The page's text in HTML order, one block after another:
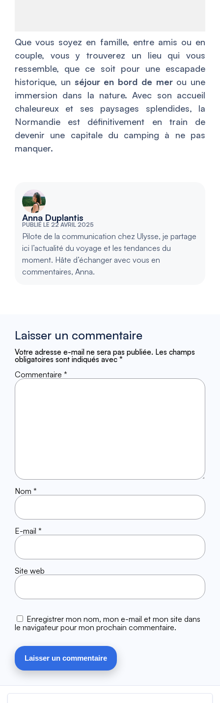
Que vous soyez en famille, entre amis ou en
couple, vous y trouverez un lieu qui vous
ressemble, que ce soit pour une escapade
historique, un séjour en bord de merou une
immersion dans la nature. Avec son accueil
chaleureux et ses paysages splendides, la
Normandie est définitivement en train de
devenir une capitale du camping à ne pas
manquer.
Anna Duplantis
PUBLIÉ LE 22 AVRIL 2025
Pilote de la communication chez Ulysse, je partage
ici l’actualité du voyage et les tendances du
moment. Hâte d’échanger avec vous en
commentaires, Anna.
Laisser un commentaire
Votre adresse e-mail ne sera pas publiée. Les champs
obligatoires sont indiqués avec *
Commentaire *
Nom *
E-mail *
Site web
Enregistrer mon nom, mon e-mail et mon site dans
le navigateur pour mon prochain commentaire.